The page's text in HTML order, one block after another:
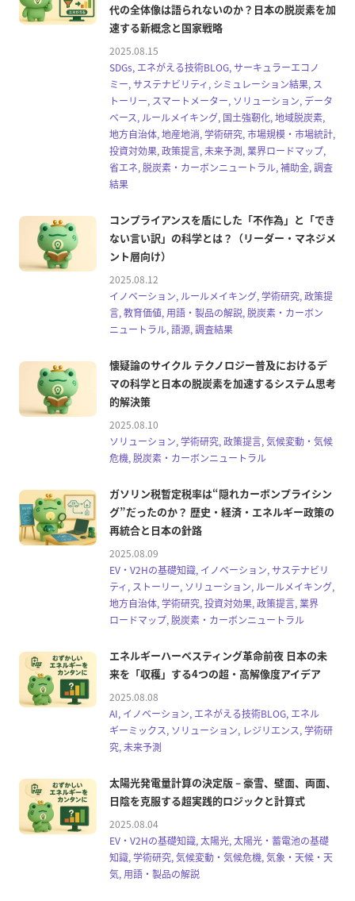
代の全体像は語られないのか？日本の脱炭素を加
速する新概念と国家戦略
2025.08.15
SDGs, エネがえる技術BLOG, サーキュラーエコノ
ミー, サステナビリティ, シミュレーション結果, ス
トーリー, スマートメーター, ソリューション, データ
ベース, ルールメイキング, 国土強靭化, 地域脱炭素,
地方自治体, 地産地消, 学術研究, 市場規模・市場統計,
投資対効果, 政策提言, 未来予測, 業界ロードマップ,
省エネ, 脱炭素・カーボンニュートラル, 補助金, 調査
結果
コンプライアンスを盾にした「不作為」と「でき
ない言い訳」の科学とは？（リーダー・マネジメ
ント層向け）
2025.08.12
イノベーション, ルールメイキング, 学術研究, 政策提
言, 教育価値, 用語・製品の解説, 脱炭素・カーボン
ニュートラル, 語源, 調査結果
懐疑論のサイクル テクノロジー普及におけるデ
マの科学と日本の脱炭素を加速するシステム思考
的解決策
2025.08.10
ソリューション, 学術研究, 政策提言, 気候変動・気候
危機, 脱炭素・カーボンニュートラル
ガソリン税暫定税率は“隠れカーボンプライシン
グ”だったのか？ 歴史・経済・エネルギー政策の
再統合と日本の針路
2025.08.09
EV・V2Hの基礎知識, イノベーション, サステナビリ
ティ, ストーリー, ソリューション, ルールメイキング,
地方自治体, 学術研究, 投資対効果, 政策提言, 業界
ロードマップ, 脱炭素・カーボンニュートラル
エネルギーハーベスティング革命前夜 日本の未
来を「収穫」する4つの超・高解像度アイデア
2025.08.08
AI, イノベーション, エネがえる技術BLOG, エネル
ギーミックス, ソリューション, レジリエンス, 学術研
究, 未来予測
太陽光発電量計算の決定版 – 豪雪、壁面、両面、
日陰を克服する超実践的ロジックと計算式
2025.08.04
EV・V2Hの基礎知識, 太陽光, 太陽光・蓄電池の基礎
知識, 学術研究, 気候変動・気候危機, 気象・天候・天
気, 用語・製品の解説